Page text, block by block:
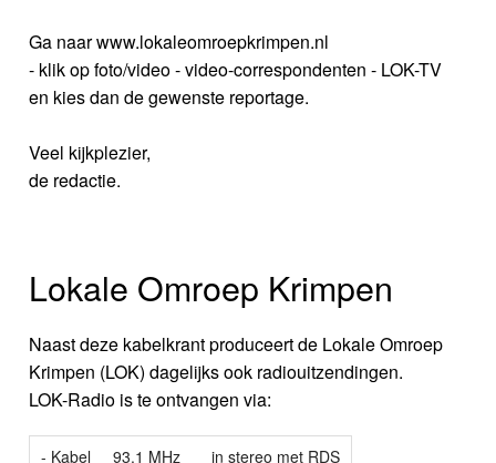
Ga naar www.lokaleomroepkrimpen.nl
- klik op foto/video - video-correspondenten - LOK-TV
en kies dan de gewenste reportage.
Veel kijkplezier,
de redactie.
Lokale Omroep Krimpen
Naast deze kabelkrant produceert de Lokale Omroep
Krimpen (LOK) dagelijks ook radiouitzendingen.
LOK-Radio is te ontvangen via:
- Kabel 93.1 MHz
in stereo met RDS